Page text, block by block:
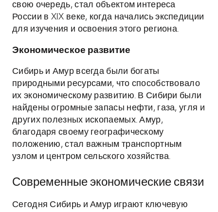
свою очередь, стал объектом интереса
России в XIX веке, когда начались экспедиции
для изучения и освоения этого региона.
Экономическое развитие
Сибирь и Амур всегда были богаты
природными ресурсами, что способствовало
их экономическому развитию. В Сибири были
найдены огромные запасы нефти, газа, угля и
других полезных ископаемых. Амур,
благодаря своему географическому
положению, стал важным транспортным
узлом и центром сельского хозяйства.
Современные экономические связи
Сегодня Сибирь и Амур играют ключевую